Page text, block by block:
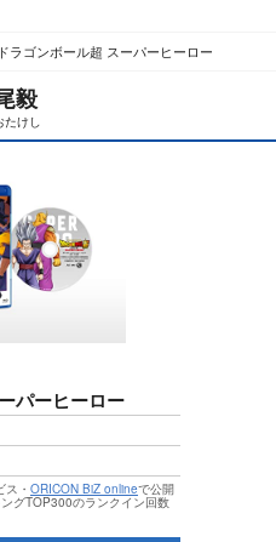
ドラゴンボール超 スーパーヒーロー
毅
たけし
パーヒーロー
・ ORICON BiZ onlineで公開
グTOP300のランクイン回数